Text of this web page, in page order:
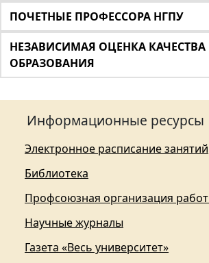
ПОЧЕТНЫЕ ПРОФЕССОРА НГПУ
НЕЗАВИСИМАЯ ОЦЕНКА КАЧЕСТВА
ОБРАЗОВАНИЯ
Информационные ресурсы
Электронное расписание занятий
Библиотека
Профсоюзная организация
Научные журналы
Газета «Весь университет»